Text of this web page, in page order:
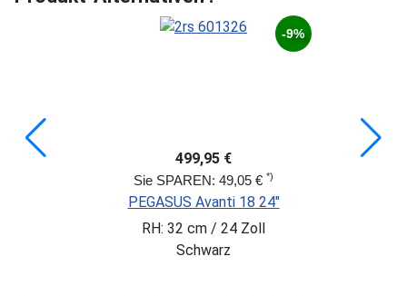
-9%
499,95 €
Sie SPAREN: 49,05 € *)
PEGASUS Avanti 18 24"
RH: 32 cm / 24 Zoll
Schwarz